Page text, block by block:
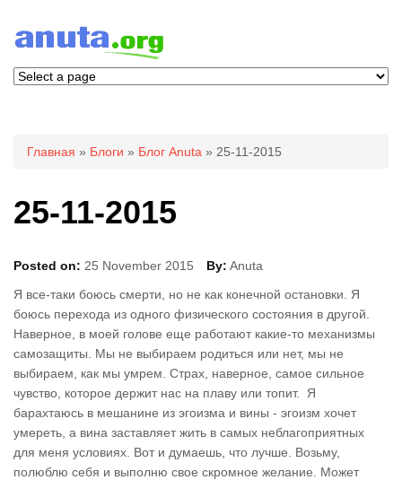
Вы здесь
Главная » Блоги » Блог Anuta » 25-11-2015
25-11-2015
Posted on: 25 November 2015 By: Anuta
Я все-таки боюсь смерти, но не как конечной остановки. Я
боюсь перехода из одного физического состояния в другой.
Наверное, в моей голове еще работают какие-то механизмы
самозащиты. Мы не выбираем родиться или нет, мы не
выбираем, как мы умрем. Страх, наверное, самое сильное
чувство, которое держит нас на плаву или топит. Я
барахтаюсь в мешанине из эгоизма и вины - эгоизм хочет
умереть, а вина заставляет жить в самых неблагоприятных
для меня условиях. Вот и думаешь, что лучше. Возьму,
полюблю себя и выполню свое скромное желание. Может